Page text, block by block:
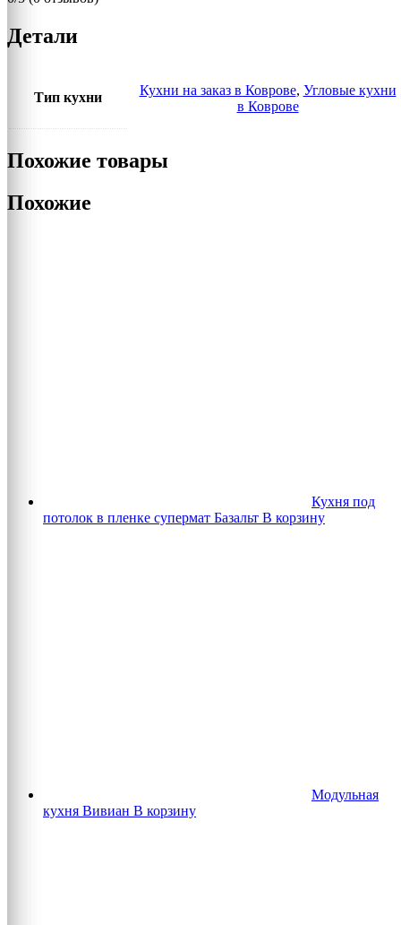
Детали
Тип кухни Кухни на заказ в Коврове, Угловые кухни
в Коврове
Похожие товары
Похожие
Кухня под
потолок в пленке супермат Базальт В корзину
Модульная
кухня Вивиан В корзину